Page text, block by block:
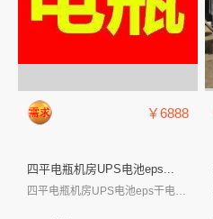
￥6888
​四平电瓶机房UPS电池eps...
​四平电瓶机房UPS电池eps干电池叉车...